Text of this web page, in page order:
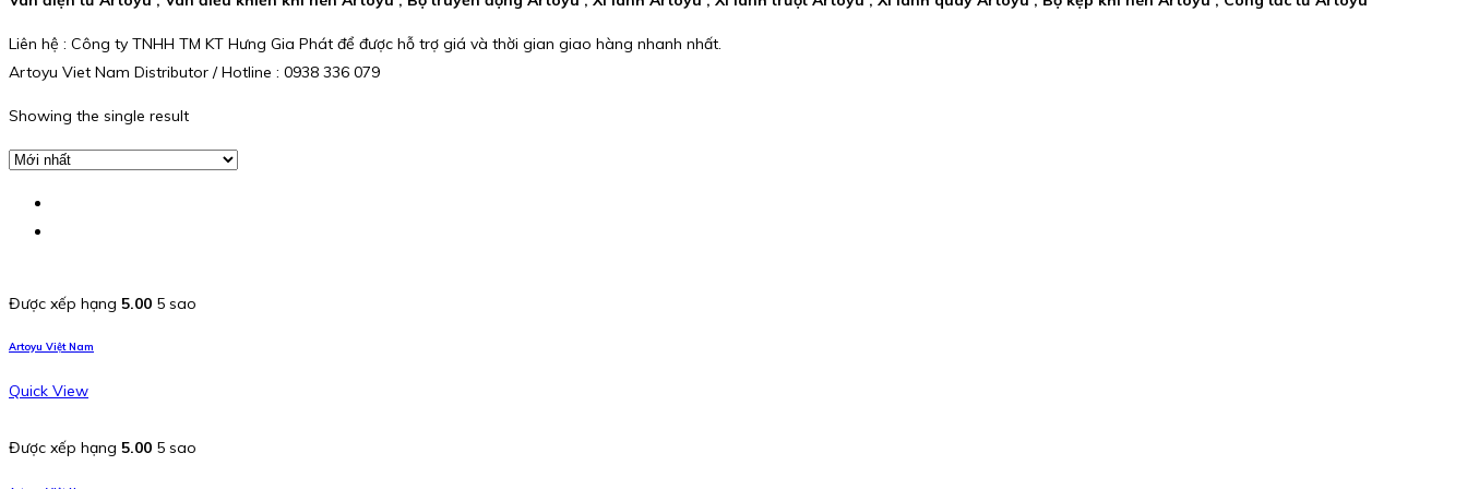
Liên hệ : Công ty TNHH TM KT Hưng Gia Phát để được hỗ trợ giá và thời gian giao hàng nhanh nhất.
Artoyu Viet Nam Distributor / Hotline : 0938 336 079
Showing the single result
Được xếp hạng 5.00 5 sao
Artoyu Việt Nam
Quick View
Được xếp hạng 5.00 5 sao